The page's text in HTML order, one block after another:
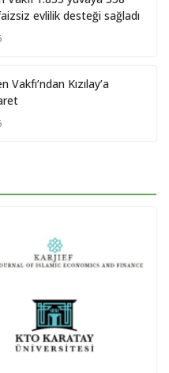
evlilik desteği sağladı
Vakfı’ndan Kızılay’a